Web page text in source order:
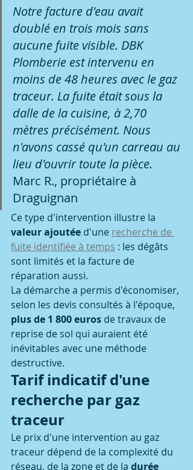
Notre facture d'eau avait
doublé en trois mois sans
aucune fuite visible. DBK
Plomberie est intervenu en
moins de 48 heures avec le gaz
traceur. La fuite était sous la
dalle de la cuisine, à 2,70
mètres précisément. Nous
n'avons cassé qu'un carreau au
lieu d'ouvrir toute la pièce.
Marc R., propriétaire à
Draguignan
Ce type d'intervention illustre la
valeur ajoutée d'une recherche de
fuite identifiée à temps : les dégâts
sont limités et la facture de
réparation aussi.
La démarche a permis d'économiser,
selon les devis consultés à l'époque,
plus de 1 800 euros de travaux de
reprise de sol qui auraient été
inévitables avec une méthode
destructive.
Tarif indicatif d'une
recherche par gaz
traceur
Le prix d'une intervention au gaz
traceur dépend de la complexité du
réseau, de la zone et de la durée